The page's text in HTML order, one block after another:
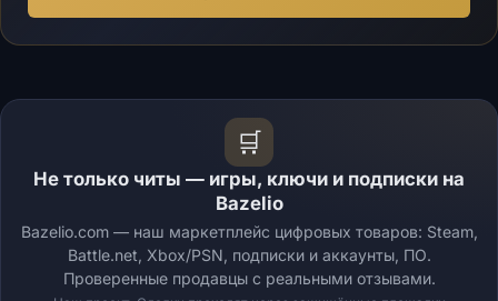
🛒
Не только читы — игры, ключи и подписки на
Bazelio
Bazelio.com — наш маркетплейс цифровых товаров: Steam,
Battle.net, Xbox/PSN, подписки и аккаунты, ПО.
Проверенные продавцы с реальными отзывами.